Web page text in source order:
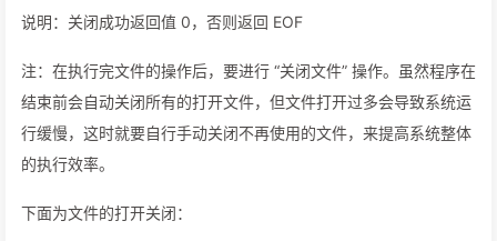
说明：关闭成功返回值 0，否则返回 EOF
注：在执行完文件的操作后，要进行 “关闭文件” 操作。虽然程序在
结束前会自动关闭所有的打开文件，但文件打开过多会导致系统运
行缓慢，这时就要自行手动关闭不再使用的文件，来提高系统整体
的执行效率。
下面为文件的打开关闭：